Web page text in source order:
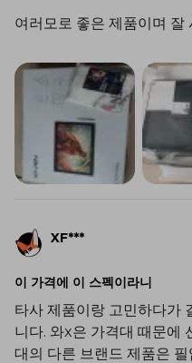
여러모로 좋은 제품이며 잘
XF***
이 가격에 이 스펙이라니
타사 제품이랑 고민하다가
니다. 와x은 가격대 때문에
대의 다른 브랜드 제품은